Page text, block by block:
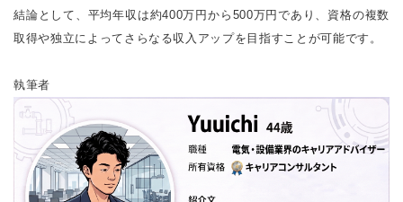
結論として、平均年収は約400万円から500万円であり、資格の複数
取得や独立によってさらなる収入アップを目指すことが可能です。
執筆者